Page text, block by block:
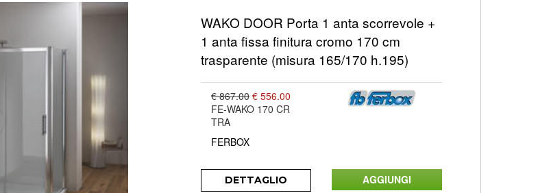
WAKO DOOR Porta 1 anta scorrevole +
1 anta fissa finitura cromo 170 cm
trasparente (misura 165/170 h.195)
€ 867.00 € 556.00
FE-WAKO 170 CR
TRA
FERBOX
DETTAGLIO